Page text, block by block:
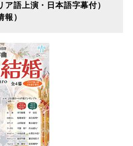
ア語上演・日本語字幕付）
報）